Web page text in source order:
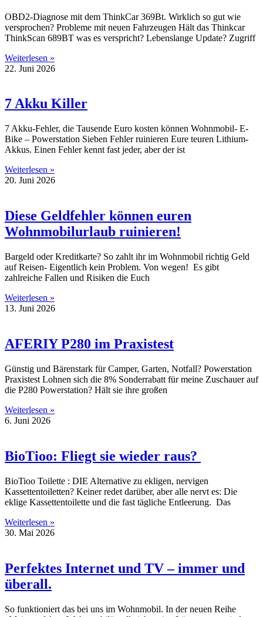
OBD2-Diagnose mit dem ThinkCar 369Bt. Wirklich so gut wie
versprochen? Probleme mit neuen Fahrzeugen Hält das Thinkcar
ThinkScan 689BT was es verspricht? Lebenslange Update? Zugriff
Weiterlesen »
22. Juni 2026
7 Akku Killer
7 Akku-Fehler, die Tausende Euro kosten können Wohnmobil- E-
Bike – Powerstation Sieben Fehler ruinieren Eure teuren Lithium-
Akkus. Einen Fehler kennt fast jeder, aber der ist
Weiterlesen »
20. Juni 2026
Diese Geldfehler können euren
Wohnmobilurlaub ruinieren!
Bargeld oder Kreditkarte? So zahlt ihr im Wohnmobil richtig Geld
auf Reisen- Eigentlich kein Problem. Von wegen! Es gibt
zahlreiche Fallen und Risiken die Euch
Weiterlesen »
13. Juni 2026
AFERIY P280 im Praxistest
Günstig und Bärenstark für Camper, Garten, Notfall? Powerstation
Praxistest Lohnen sich die 8% Sonderrabatt für meine Zuschauer auf
die P280 Powerstation? Hält sie ihre großen
Weiterlesen »
6. Juni 2026
BioTioo: Fliegt sie wieder raus?
BioTioo Toilette : DIE Alternative zu ekligen, nervigen
Kassettentoiletten? Keiner redet darüber, aber alle nervt es: Die
eklige Kassettentoilette und die fast tägliche Entleerung. Das
Weiterlesen »
30. Mai 2026
Perfektes Internet und TV – immer und
überall.
So funktioniert das bei uns im Wohnmobil. In der neuen Reihe